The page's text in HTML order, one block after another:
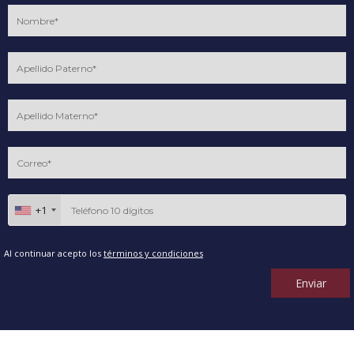
+1
Al continuar acepto los términos y condiciones
Enviar